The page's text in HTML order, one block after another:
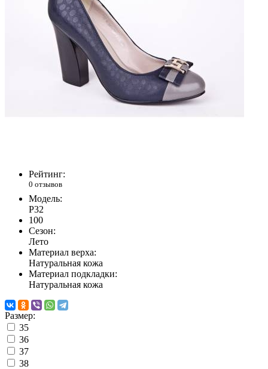
Рейтинг:
0 отзывов
Модель:
P32
100
Сезон:
Лето
Материал верха:
Натуральная кожа
Материал подкладки:
Натуральная кожа
Размер:
35
36
37
38